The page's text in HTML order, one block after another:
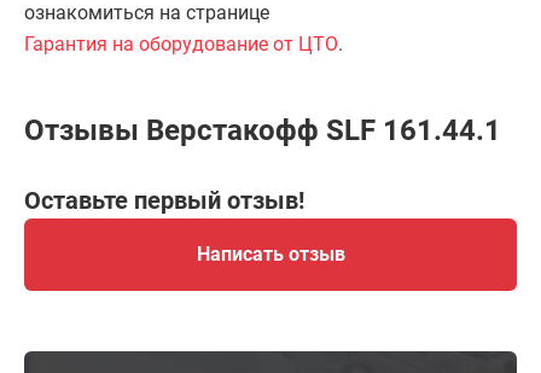
ознакомиться на странице
Гарантия на оборудование от ЦТО.
Отзывы Верстакофф SLF 161.44.1
Оставьте первый отзыв!
Написать отзыв